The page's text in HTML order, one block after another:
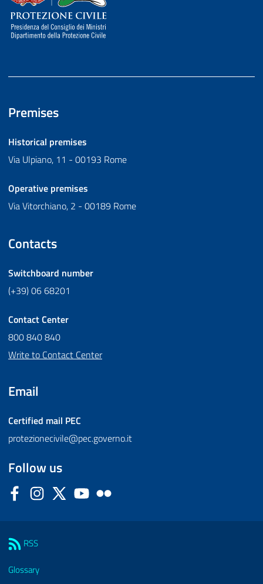
Premises
Historical premises
Via Ulpiano, 11 - 00193 Rome
Operative premises
Via Vitorchiano, 2 - 00189 Rome
Contacts
Switchboard number
(+39) 06 68201
Contact Center
800 840 840
Write to Contact Center
Email
Certified mail PEC
protezionecivile@pec.governo.it
Follow us
FacebookInstagram
Twitter YouTube
RSS
Glossary